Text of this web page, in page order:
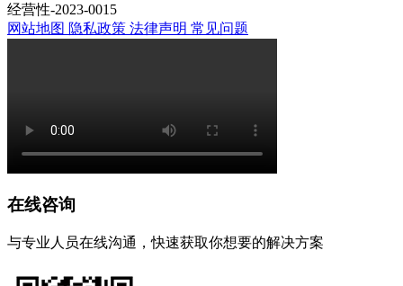
经营性-2023-0015
网站地图 隐私政策 法律声明 常见问题
在线咨询
与专业人员在线沟通，快速获取你想要的解决方案